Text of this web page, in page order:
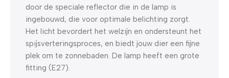
door de speciale reflector die in de lamp is
ingebouwd, die voor optimale belichting zorgt.
Het licht bevordert het welzijn en ondersteunt het
spijsverteringsproces, en biedt jouw dier een fijne
plek om te zonnebaden. De lamp heeft een grote
fitting (E27).